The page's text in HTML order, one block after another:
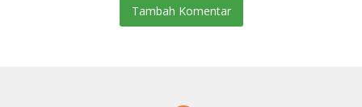
Tambah Komentar